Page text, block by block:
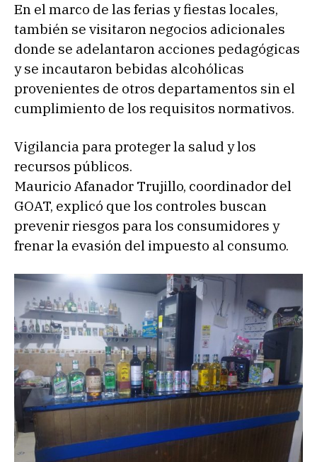
En el marco de las ferias y fiestas locales,
también se visitaron negocios adicionales
donde se adelantaron acciones pedagógicas
y se incautaron bebidas alcohólicas
provenientes de otros departamentos sin el
cumplimiento de los requisitos normativos.
Vigilancia para proteger la salud y los
recursos públicos.
Mauricio Afanador Trujillo, coordinador del
GOAT, explicó que los controles buscan
prevenir riesgos para los consumidores y
frenar la evasión del impuesto al consumo.